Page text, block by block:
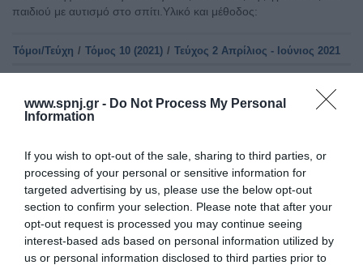
www.spnj.gr - Do Not Process My Personal
Information
If you wish to opt-out of the sale, sharing to third parties, or
processing of your personal or sensitive information for
targeted advertising by us, please use the below opt-out
section to confirm your selection. Please note that after your
opt-out request is processed you may continue seeing
interest-based ads based on personal information utilized by
us or personal information disclosed to third parties prior to
παιδιού με αυτισμό στο σπίτι.Υλικό και μέθοδος:
Τόμοι/Τεύχη / Τόμος 10 (2021) / Τεύχος 2 Απρίλιος - Ιούνιος 2021
ΠΡΟΣΧΟΛΙΚΗΣ ΗΛΙΚΙΑΣ ΜΕ ΔΙΑΤΑΡΑΧΗ ΑΥΤΙΣΤΙΚΟΥ
ΦΑΣΜΑΤΟΣ
Εισαγωγή: Oι γονείς των παιδιών με Διαταραχή Αυτιστικού
Φάσματος αντιμετωπίζουν δυσκολίες στη ζωής τους. Σκοπός: Η
διερεύνηση του υποκειμενικού βιώματος και των δυσκολιών που
βιώνουν στο σπίτι οι γονείς παιδιών προσχολικής ηλικίας με
Διαταραχή Αυτιστικού Φάσματος (ΔΑΦ). Υλικό και Μέθοδος:
Ποιοτική έρευνα με δείγμα αποτελούμενο από 6 γονείς, κατοίκους
της ευρύτερης περιοχής Αθηνών. Η συλλογή